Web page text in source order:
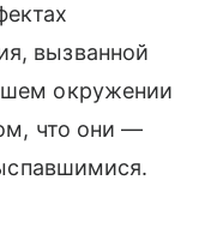
вызванной
окружении
что они —